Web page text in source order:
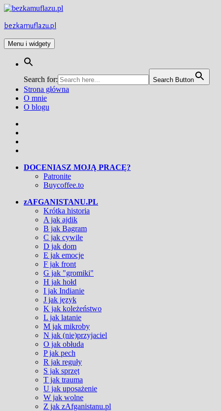
Przejdź
treści
bezkamuflazu.pl
Menu i widgety
Search for: Search Button
Strona główna
O mnie
O blogu
DOCENIASZ MOJĄ PRACĘ?
Patronite
Buycoffee.to
zAFGANISTANU.PL
Krótka historia
A jak ajdik
B jak Bagram
C jak cywile
D jak dom
E jak emocje
F jak front
G jak "gromiki"
H jak hołd
I jak Indianie
J jak język
K jak koleżeństwo
L jak latanie
M jak mikroby
N jak (nie)przyjaciel
O jak obłuda
P jak pech
R jak reguły
S jak sprzęt
T jak trauma
U jak uposażenie
W jak wolne
Z jak zAfganistanu.pl